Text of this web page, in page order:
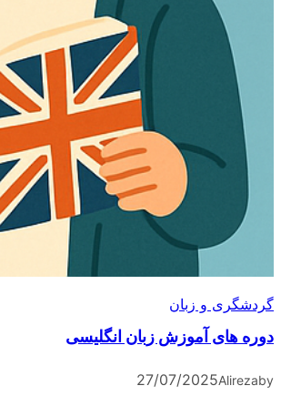
گردشگری و زبان
دوره های آموزش زبان انگلیسی
by
Alireza
27/07/2025